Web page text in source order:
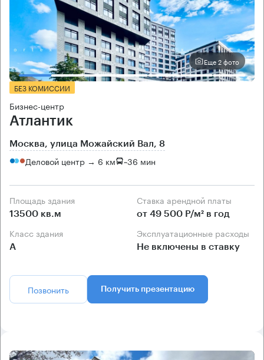
Еще 2 фото
БЕЗ КОМИССИИ
Бизнес-центр
Атлантик
Москва, улица Можайский Вал, 8
Деловой центр → 6 км ~36 мин
Площадь здания
13500 кв.м
Ставка арендной платы
от 49 500 Р/м² в год
Класс здания
А
Эксплуатационные расходы
Не включены в ставку
Позвонить Получить презентацию